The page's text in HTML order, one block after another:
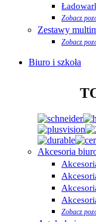
Zobacz
Zestawy
Zobacz
Biuro i szkoła
Akcesoria
Zobacz